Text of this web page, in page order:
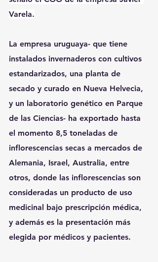
Varela.
La empresa uruguaya- que tiene
instalados invernaderos con cultivos
estandarizados, una planta de
secado y curado en Nueva Helvecia,
y un laboratorio genético en Parque
de las Ciencias- ha exportado hasta
el momento 8,5 toneladas de
inflorescencias secas a mercados de
Alemania, Israel, Australia, entre
otros, donde las inflorescencias son
consideradas un producto de uso
medicinal bajo prescripción médica,
y además es la presentación más
elegida por médicos y pacientes.